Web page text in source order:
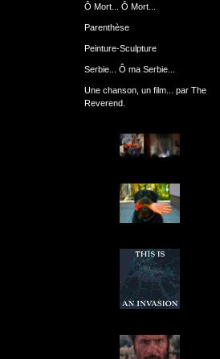
Ô Mort... Ô Mort...
Parenthèse
Peinture-Sculpture
Serbie... Ô ma Serbie...
Une chanson, un film... par The
Reverend.